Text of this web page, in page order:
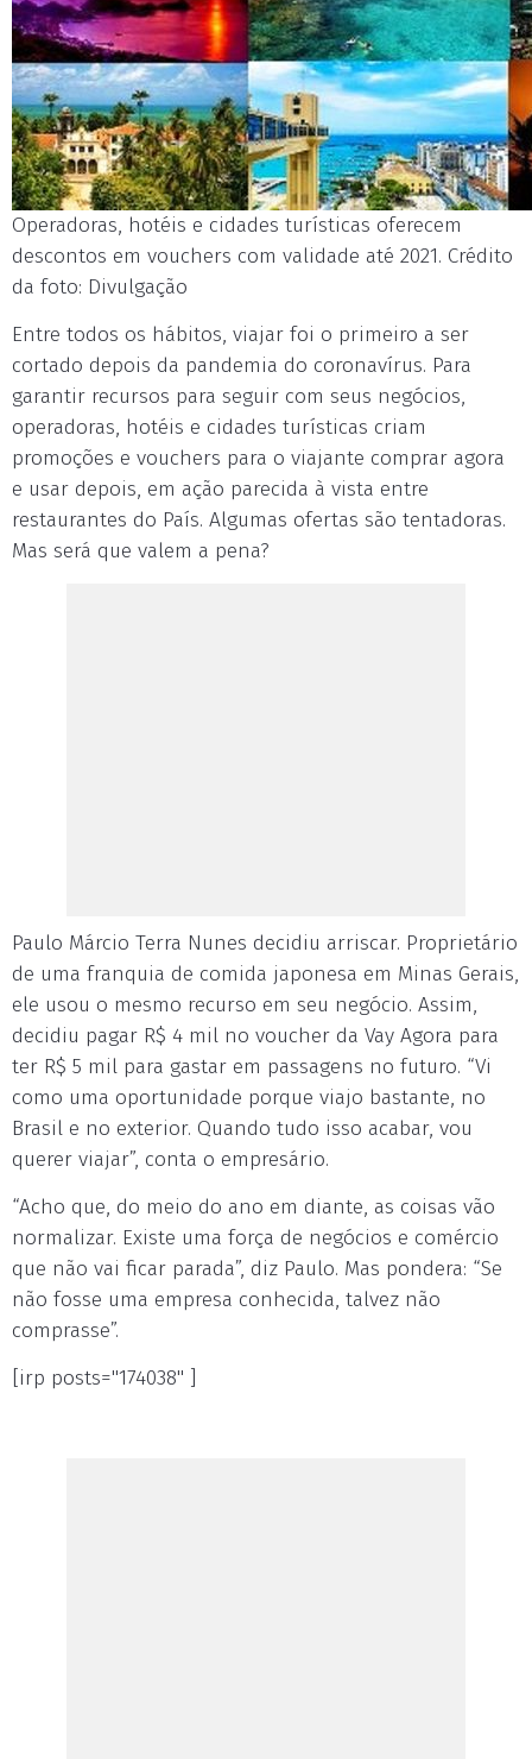
Operadoras, hotéis e cidades turísticas oferecem
descontos em vouchers com validade até 2021. Crédito
da foto: Divulgação
Entre todos os hábitos, viajar foi o primeiro a ser
cortado depois da pandemia do coronavírus. Para
garantir recursos para seguir com seus negócios,
operadoras, hotéis e cidades turísticas criam
promoções e vouchers para o viajante comprar agora
e usar depois, em ação parecida à vista entre
restaurantes do País. Algumas ofertas são tentadoras.
Mas será que valem a pena?
Paulo Márcio Terra Nunes decidiu arriscar. Proprietário
de uma franquia de comida japonesa em Minas Gerais,
ele usou o mesmo recurso em seu negócio. Assim,
decidiu pagar R$ 4 mil no voucher da Vay Agora para
ter R$ 5 mil para gastar em passagens no futuro. “Vi
como uma oportunidade porque viajo bastante, no
Brasil e no exterior. Quando tudo isso acabar, vou
querer viajar”, conta o empresário.
“Acho que, do meio do ano em diante, as coisas vão
normalizar. Existe uma força de negócios e comércio
que não vai ficar parada”, diz Paulo. Mas pondera: “Se
não fosse uma empresa conhecida, talvez não
comprasse”.
[irp posts="174038" ]